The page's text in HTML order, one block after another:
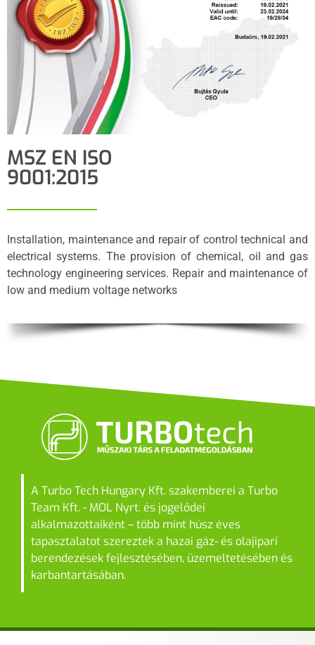
MSZ EN ISO
9001:2015
Installation, maintenance and repair of control technical and
electrical systems. The provision of chemical, oil and gas
technology engineering services. Repair and maintenance of
low and medium voltage networks
A Turbo Tech Hungary Kft. szakemberei a Turbo
Team Kft. - MOL Nyrt. és jogelődei
alkalmazottaiként – több mint húsz éves
tapasztalatot szereztek a hazai gáz- és olajipari
berendezések fejlesztésében, üzemeltetésében és
karbantartásában.